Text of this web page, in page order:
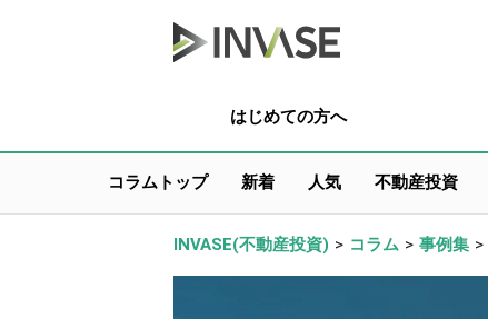
はじめての方へ
コラムトップ 新着 人気 不動産投資
INVASE(不動産投資) > コラム > 事例集 >